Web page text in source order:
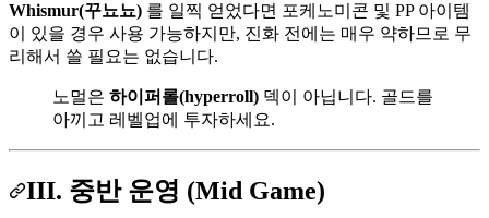
Whismur(꾸뇨뇨) 를 일찍 얻었다면 포케노미콘 및 PP 아이템
이 있을 경우 사용 가능하지만, 진화 전에는 매우 약하므로 무
리해서 쓸 필요는 없습니다.
노멀은 하이퍼롤(hyperroll) 덱이 아닙니다. 골드를
아끼고 레벨업에 투자하세요.
III. 중반 운영 (Mid Game)